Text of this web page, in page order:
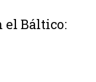
el Báltico: